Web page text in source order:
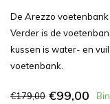
De Arezzo voetenbank
Verder is de
kussen is water- en
voetenbank.
€179,00 €99,00